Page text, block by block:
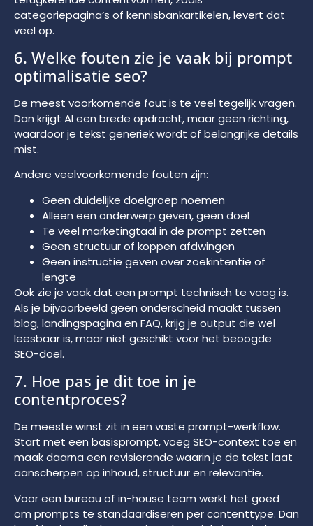
categoriepagina’s of kennisbankartikelen, levert dat
veel op.
6. Welke fouten zie je vaak bij prompt
optimalisatie seo?
De meest voorkomende fout is te veel tegelijk vragen.
Dan krijgt AI een brede opdracht, maar geen richting,
waardoor je tekst generiek wordt of belangrijke details
mist.
Andere veelvoorkomende fouten zijn:
Geen duidelijke doelgroep noemen
Alleen een onderwerp geven, geen doel
Te veel marketingtaal in de prompt zetten
Geen structuur of koppen afdwingen
Geen instructie geven over zoekintentie of
lengte
Ook zie je vaak dat een prompt technisch te vaag is.
Als je bijvoorbeeld geen onderscheid maakt tussen
blog, landingspagina en FAQ, krijg je output die wel
leesbaar is, maar niet geschikt voor het beoogde
SEO-doel.
7. Hoe pas je dit toe in je
contentproces?
De meeste winst zit in een vaste prompt-werkflow.
Start met een basisprompt, voeg SEO-context toe en
maak daarna een revisieronde waarin je de tekst laat
aanscherpen op inhoud, structuur en relevantie.
Voor een bureau of in-house team werkt het goed
om prompts te standaardiseren per contenttype. Dan